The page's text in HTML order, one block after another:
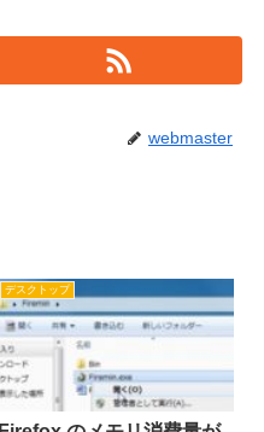
webmaster
デスクトップ